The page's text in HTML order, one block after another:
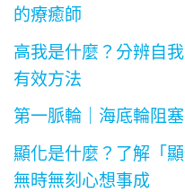
的療癒師
高我是什麼？分辨自
有效方法
第一脈輪｜海底輪阻
顯化是什麼？了解「
無時無刻心想事成